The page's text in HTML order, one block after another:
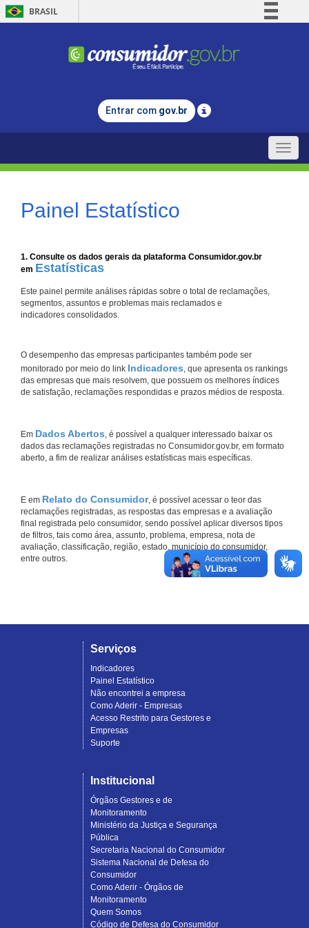
BRASIL
Comunica BR
Legislação
Entrar com gov.br
Toggle
Painel Estatístico
1. Consulte os dados gerais da plataforma Consumidor.gov.br
em Estatísticas
Este painel permite análises rápidas sobre o total de reclamações,
segmentos, assuntos e problemas mais reclamados e
indicadores consolidados.
O desempenho das empresas participantes também pode ser
monitorado por meio do link Indicadores, que apresenta os rankings
das empresas que mais resolvem, que possuem os melhores índices
de satisfação, reclamações respondidas e prazos médios de resposta.
Em Dados Abertos, é possível a qualquer interessado baixar os
dados das reclamações registradas no Consumidor.gov.br, em formato
aberto, a fim de realizar análises estatísticas mais específicas.
E em Relato do Consumidor, é possível acessar o teor das
reclamações registradas, as respostas das empresas e a avaliação
final registrada pelo consumidor, sendo possível aplicar diversos tipos
de filtros, tais como área, assunto, problema, empresa, nota de
avaliação, classificação, região, estado, município do consumidor,
entre outros.
Serviços
Indicadores
Painel Estatístico
Não encontrei a empresa
Como Aderir - Empresas
Acesso Restrito para Gestores e
Empresas
Suporte
Institucional
Órgãos Gestores e de
Monitoramento
Ministério da Justiça e Segurança
Pública
Secretaria Nacional do Consumidor
Sistema Nacional de Defesa do
Consumidor
Como Aderir - Órgãos de
Monitoramento
Quem Somos
Código de Defesa do Consumidor